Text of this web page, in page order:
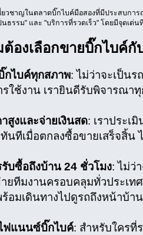
ชี่ยวชาญในตลาดบิ๊กไบค์มือสองที่มีประสบก
นธรรม" และ "บริการที่รวดเร็ว" โดยมีจุดเด่น
ต้องเลือกขายบิ๊กไบค์
กไบค์ทุกสภาพ: ไม่ว่าจะเป็นร
รใช้งาน เรายินดีรับพิจารณา
สูงและจ่ายเงินสด: เราประเ
ทันทีเมื่อตกลงซื้อขายเสร็จสิ้น
บซื้อถึงบ้าน 24 ชั่วโมง: ไม่ว่
ายทีมงานครอบคลุมทั่วประเ
ร้อมเดินทางไปดูรถถึงหน้าบ้า
ฟแนนซ์บิ๊กไบค์: สำหรับใครที่